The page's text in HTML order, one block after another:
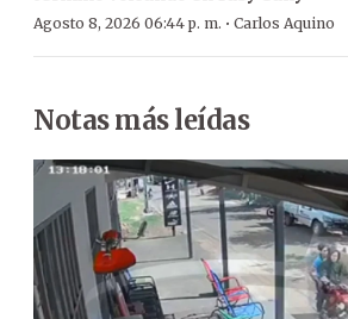
Agosto 8, 2026 06:44 p. m. · Carlos Aquino
Notas más leídas